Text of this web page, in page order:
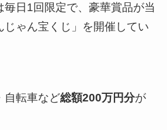
毎日1回限定で、豪華賞品が当
じゃん宝くじ」を開催してい
自転車など総額200万円分が